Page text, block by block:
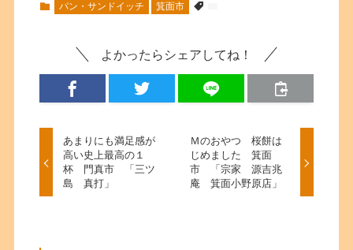
パン・サンドイッチ 箕面市
よかったらシェアしてね！
あまりにも満足感が
高い史上最高の１
杯 門真市 「三ツ
島 真打」
Ｍのおやつ 桜餅は
じめました 箕面
市 「宗家 源吉兆
庵 箕面小野原店」